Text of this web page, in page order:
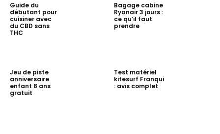
Guide du
débutant pour
cuisiner avec
du CBD sans
THC
Bagage cabine
Ryanair 3 jours :
ce qu’il faut
prendre
Jeu de piste
anniversaire
enfant 8 ans
gratuit
Test matériel
kitesurf Franqui
: avis complet